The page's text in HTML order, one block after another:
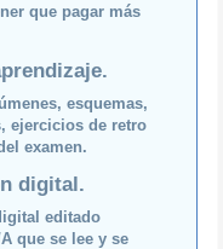
que pagar más
esquemas,
ejercicios de retro
examen.
digital.
editado
que se lee y se